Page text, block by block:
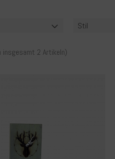
Stil
insgesamt 2 Artikeln)